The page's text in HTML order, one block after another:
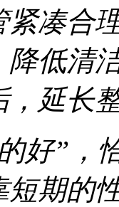
紧凑合
降低清
延长
好”，
期的